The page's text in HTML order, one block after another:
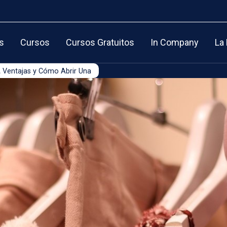
Cursos Cursos Gratuitos In Company La
Ventajas y Cómo Abrir Una